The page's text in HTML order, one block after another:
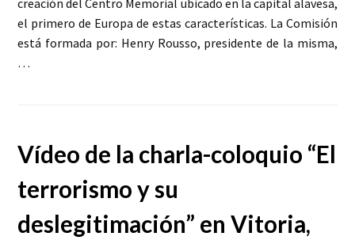
creación del Centro Memorial ubicado en la capital alavesa,
el primero de Europa de estas características. La Comisión
está formada por: Henry Rousso, presidente de la misma,
…
Vídeo de la charla-coloquio “El
terrorismo y su
deslegitimación” en Vitoria,